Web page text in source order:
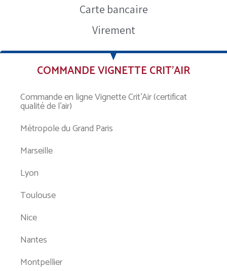
Carte bancaire
Virement
COMMANDE VIGNETTE CRIT’AIR
Commande en ligne Vignette Crit’Air (certificat
qualité de l’air)
Métropole du Grand Paris
Marseille
Lyon
Toulouse
Nice
Nantes
Montpellier